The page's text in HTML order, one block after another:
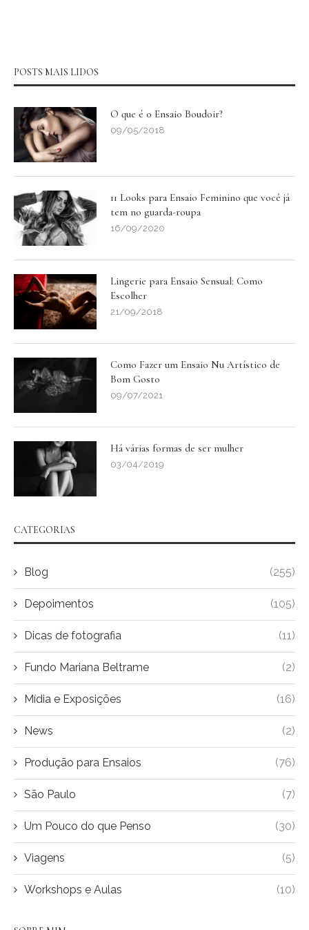
POSTS MAIS LIDOS
O que é o Ensaio Boudoir?
09/05/2018
11 Looks para Ensaio Feminino que você já
tem no guarda-roupa
16/09/2020
Lingerie para Ensaio Sensual: Como
Escolher
21/09/2018
Como Fazer um Ensaio Nu Artístico de
Bom Gosto
09/07/2021
Há várias formas de ser mulher
03/04/2019
CATEGORIAS
Blog (255)
Depoimentos (105)
Dicas de fotografia (11)
Fundo Mariana Beltrame (2)
Mídia e Exposições (16)
News (2)
Produção para Ensaios (76)
São Paulo (7)
Um Pouco do que Penso (30)
Viagens (5)
Workshops e Aulas (10)